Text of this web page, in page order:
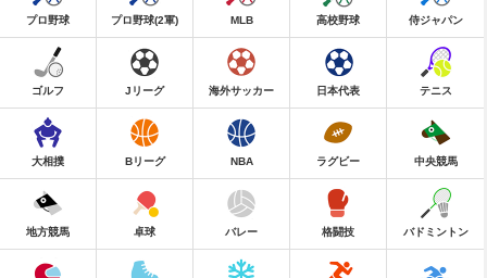
プロ野球 プロ野球(2軍) MLB 高校野球 侍ジャパン
ゴルフ Jリーグ 海外サッカー 日本代表 テニス
大相撲 Bリーグ NBA ラグビー 中央競馬
地方競馬 卓球 バレー 格闘技 バドミントン